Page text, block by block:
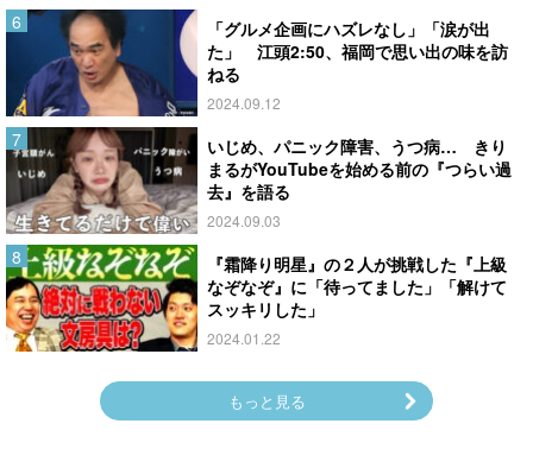
「グルメ企画にハズレなし」「涙が出
た」 江頭2:50、福岡で思い出の味を訪
ねる
2024.09.12
いじめ、パニック障害、うつ病… きり
まるがYouTubeを始める前の『つらい過
去』を語る
2024.09.03
『霜降り明星』の２人が挑戦した『上級
なぞなぞ』に「待ってました」「解けて
スッキリした」
2024.01.22
もっと見る